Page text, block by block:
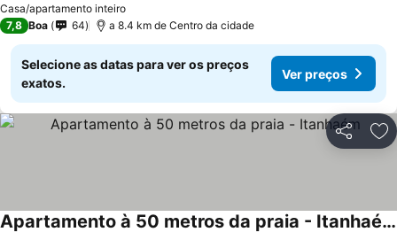
Casa/apartamento inteiro
7,8 Boa 64 a 8.4 km de Centro da cidade
Selecione as datas para ver os preços
exatos.
Ver preços
Partilhar
Apartamento à 50 metros da praia - Itanhaém